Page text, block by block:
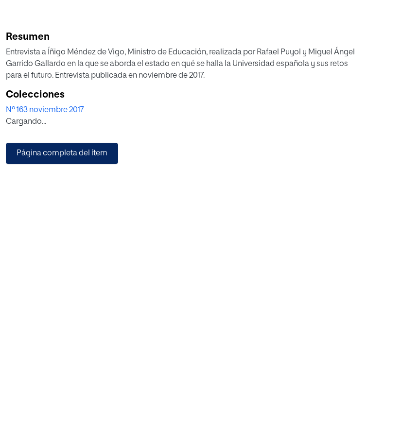
Resumen
Entrevista a Íñigo Méndez de Vigo, Ministro de Educación, realizada por Rafael Puyol y Miguel Ángel
Garrido Gallardo en la que se aborda el estado en qué se halla la Universidad española y sus retos
para el futuro. Entrevista publicada en noviembre de 2017.
Colecciones
Nº 163 noviembre 2017
Cargando...
Página completa del ítem